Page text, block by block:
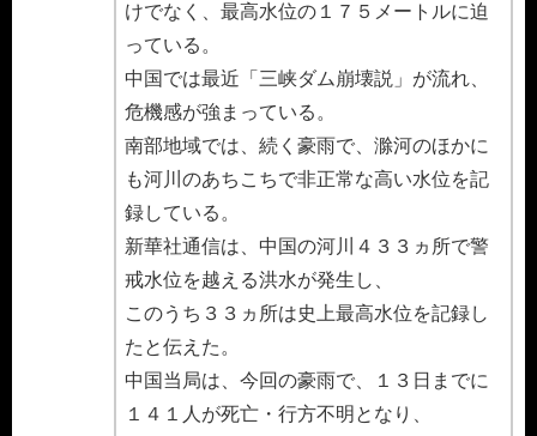
けでなく、最高水位の１７５メートルに迫
っている。
中国では最近「三峡ダム崩壊説」が流れ、
危機感が強まっている。
南部地域では、続く豪雨で、滁河のほかに
も河川のあちこちで非正常な高い水位を記
録している。
新華社通信は、中国の河川４３３ヵ所で警
戒水位を越える洪水が発生し、
このうち３３ヵ所は史上最高水位を記録し
たと伝えた。
中国当局は、今回の豪雨で、１３日までに
１４１人が死亡・行方不明となり、